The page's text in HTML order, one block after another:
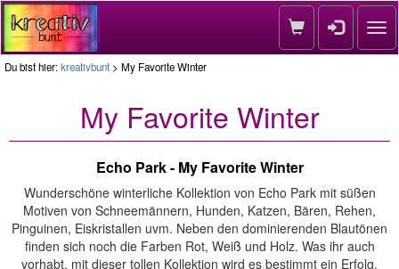
Du bist hier:kreativbunt > My Favorite Winter
My Favorite Winter
Echo Park - My Favorite Winter
Wunderschöne winterliche Kollektion von Echo Park mit süßen
Motiven von Schneemännern, Hunden, Katzen, Bären, Rehen,
Pinguinen, Eiskristallen uvm. Neben den dominierenden Blautönen
finden sich noch die Farben Rot, Weiß und Holz. Was ihr auch
vorhabt, mit dieser tollen Kollektion wird es bestimmt ein Erfolg.